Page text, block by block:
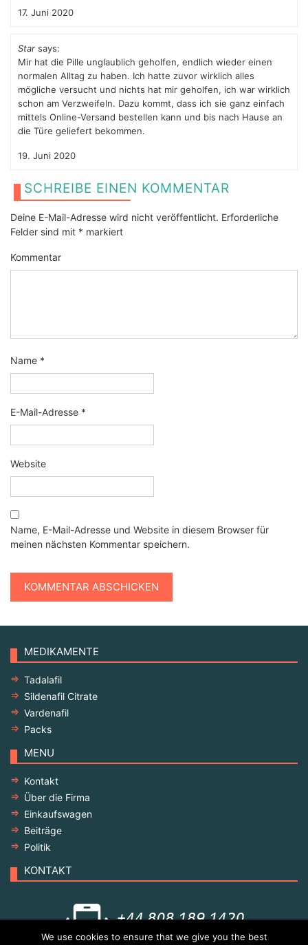
17. Juni 2020
Star says:
Mir hat die Pille unglaublich geholfen, endlich wieder einen
normalen Alltag zu haben. Ich hatte zuvor wirklich alles
mögliche versucht und nichts hat mir geholfen, ich war wirklich
schon am Verzweifeln. Dazu kommt, dass ich sie ganz einfach
mittels Online-Versand bestellen kann und bis nach Hause an
die Türe geliefert bekommen.
19. Juni 2020
SCHREIBE EINEN KOMMENTAR
Deine E-Mail-Adresse wird nicht veröffentlicht. Erforderliche
Felder sind mit * markiert
Kommentar
Name *
E-Mail-Adresse *
Website
Name, E-Mail-Adresse und Website in diesem Browser für
meinen nächsten Kommentar speichern.
MEDIKAMENTE
Tadalafil
Sildenafil Citrate
Vardenafil
Packs
MENU
Kontakt
Über die Firma
Einkaufswagen
Beiträge
Politik
KONTAKT
We use cookies to ensure that we give you the best